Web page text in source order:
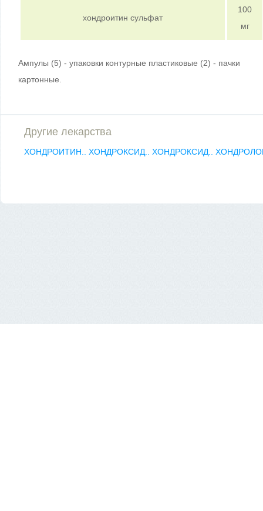
хондроитин сульфат
100
мг
Ампулы (5) - упаковки контурные пластиковые (2) - пачки
картонные.
Другие лекарства
ХОНДРОИТИН.. ХОНДРОКСИД.. ХОНДРОКСИД..